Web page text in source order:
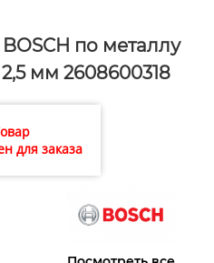
по металлу
2,5 мм 2608600318
для заказа